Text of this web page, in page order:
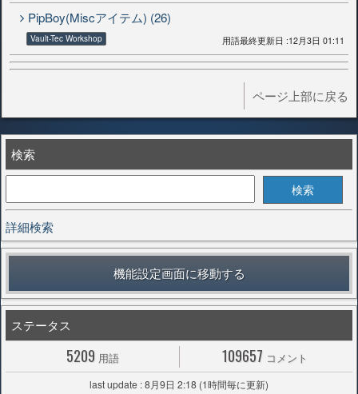
PipBoy(Miscアイテム) (26)
Vault-Tec Workshop 用語最終更新日 :12月3日 01:11
ページ上部に戻る
検索
詳細検索
機能設定画面に移動する
ステータス
5209 用語 109657 コメント
last update : 8月9日 2:18 (1時間毎に更新)